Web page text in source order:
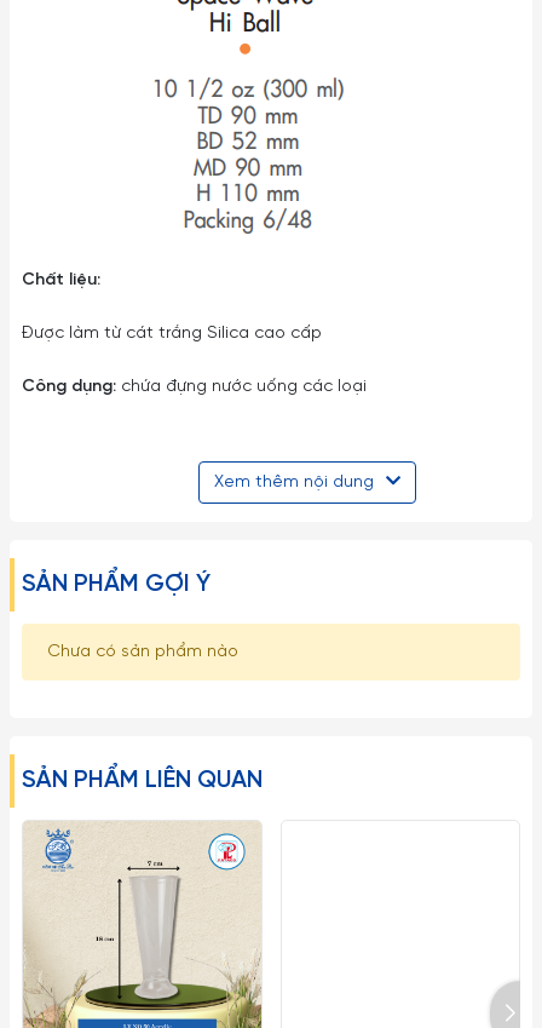
Chất liệu:
Được làm từ cát trắng Silica cao cấp
Công dụng: chứa đựng nước uống các loại
nặng có hại cho sức khỏe Chất liệu thủy tinh không chứa các
hóa chất độc hại, màu sắc tự nhiên từ thiên nhiên, đảm bảo
Một số lưu ý khi sử dụng:
– Hạn chế việc để Ly Dĩa Thủy Tinh va chạm mạnh trực tiếp
vào nhau cũng như va đập vào các đồ vật cứng khác tránh
– Những loại ly rượu vang, ly cooktail thủy tinh mà có phần
tuyệt đối không được bẻ, vặn hoặc cầm không đúng cách…
– Tuyệt đối không dùng các đồ vật cứng thô ráp để lau chùi
– Tránh dùng Ly Ocean Thái Lan trong lò vi sóng, lò nướng hay
các thiết bị có nhiệt độ cao.
Xem thêm nội dung
SẢN PHẨM GỢI Ý
Chưa có sản phẩm nào
SẢN PHẨM LIÊN QUAN